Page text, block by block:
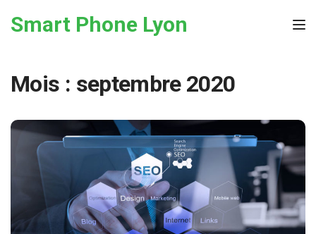
Smart Phone Lyon
Mois : septembre 2020